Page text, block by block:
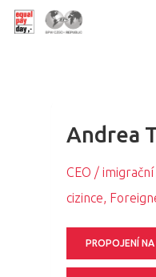
Andrea
CEO /
cizince,
PROPOJENÍ NA